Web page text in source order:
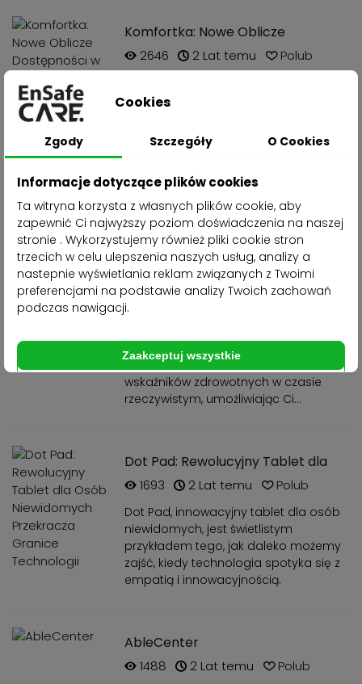
Komfortka: Nowe Oblicze
Dostępności w Polsce
2646 2 Lat temu Polub
pomieszczenie dla osób ze
zaprojektowane, aby ułatwić im życie,
zapewnić komfort i godność w
Dowiedz się więcej o przepisach...
Bioradar McKare: Rewolucja w
Monitorowaniu Zdrowia
1682 2 Lat temu Polub
Bioradar McKare to rewolucyjny
bezkontaktowy czujnik monitorowania
zaawansowaną technologię, oferuje
precyzyjne śledzenie kluczowych
wskaźników zdrowotnych w czasie
rzeczywistym, umożliwiając Ci...
Dot Pad: Rewolucyjny Tablet dla
Osób Niewidomych Przekracza
1693 2 Lat temu Polub
Dot Pad, innowacyjny tablet dla osób
niewidomych, jest świetlistym
przykładem tego, jak daleko możemy
zajść, kiedy technologia spotyka się z
empatią i innowacyjnością.
AbleCenter
1488 2 Lat temu Polub
Cookies
Zgody Szczegóły O Cookies
Informacje dotyczące plików cookies
Ta witryna korzysta z własnych plików cookie, aby
zapewnić Ci najwyższy poziom doświadczenia na naszej
stronie . Wykorzystujemy również pliki cookie stron
trzecich w celu ulepszenia naszych usług, analizy a
nastepnie wyświetlania reklam związanych z Twoimi
preferencjami na podstawie analizy Twoich zachowań
podczas nawigacji.
Odrzuć
Dostosuj
Zaakceptuj wszystkie